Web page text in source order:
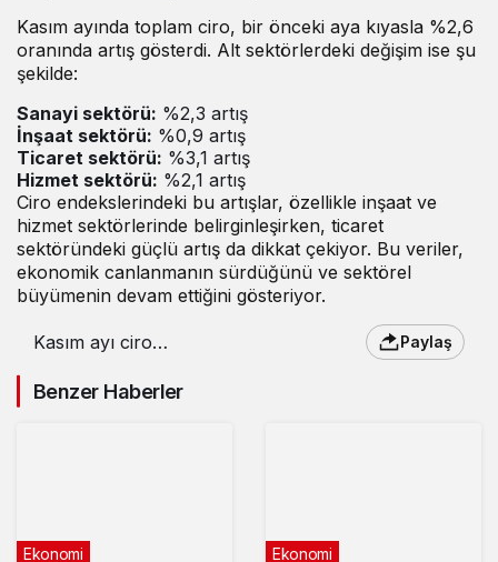
Kasım ayında toplam ciro, bir önceki aya kıyasla %2,6
oranında artış gösterdi. Alt sektörlerdeki değişim ise şu
şekilde:
Sanayi sektörü: %2,3 artış
İnşaat sektörü: %0,9 artış
Ticaret sektörü: %3,1 artış
Hizmet sektörü: %2,1 artış
Ciro endekslerindeki bu artışlar, özellikle inşaat ve
hizmet sektörlerinde belirginleşirken, ticaret
sektöründeki güçlü artış da dikkat çekiyor. Bu veriler,
ekonomik canlanmanın sürdüğünü ve sektörel
büyümenin devam ettiğini gösteriyor.
Kasım ayı ciro
Paylaş
Benzer Haberler
Ekonomi Ekonomi